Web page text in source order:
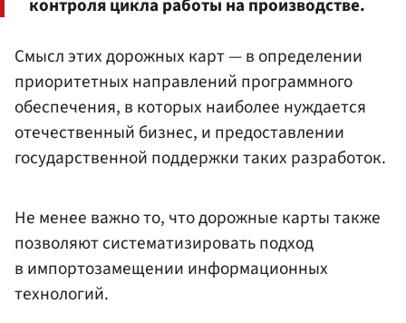
контроля цикла работы на производстве.
Смысл этих дорожных карт — в определении
приоритетных направлений программного
обеспечения, в которых наиболее нуждается
отечественный бизнес, и предоставлении
государственной поддержки таких разработок.
Не менее важно то, что дорожные карты также
позволяют систематизировать подход
в импортозамещении информационных
технологий.